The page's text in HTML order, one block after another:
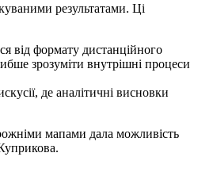
результатами. Ці
від формату дистанційного
зрозуміти внутрішні процеси
де аналітичні висновки
мапами дала можливість